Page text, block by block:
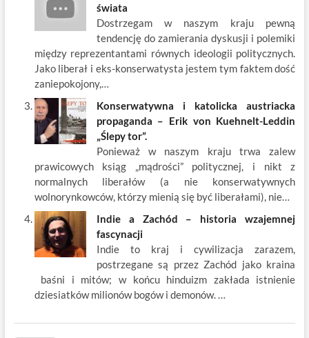
świata
Dostrzegam w naszym kraju pewną
tendencję do zamierania dyskusji i polemiki
między reprezentantami równych ideologii politycznych.
Jako liberał i eks-konserwatysta jestem tym faktem dość
zaniepokojony,…
Konserwatywna i katolicka austriacka
propaganda – Erik von Kuehnelt-Leddin
„Ślepy tor”.
Ponieważ w naszym kraju trwa zalew
prawicowych ksiąg „mądrości” politycznej, i nikt z
normalnych liberałów (a nie konserwatywnych
wolnorynkowców, którzy mienią się być liberałami), nie…
Indie a Zachód – historia wzajemnej
fascynacji
Indie to kraj i cywilizacja zarazem,
postrzegane są przez Zachód jako kraina
baśni i mitów; w końcu hinduizm zakłada istnienie
dziesiatków milionów bogów i demonów. …